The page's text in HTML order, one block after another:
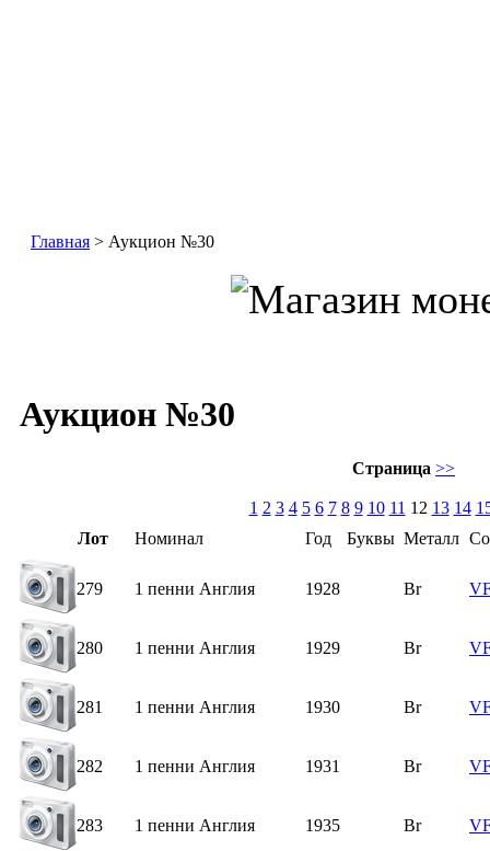
Главная > Аукцион №30
Аукцион №30
Страница >>
1 2 3 4 5 6 7 8 9 10 11 12 13 14
Лот
Номинал Год Буквы Металл
279 1 пенни Англия 1928 Br
280 1 пенни Англия 1929 Br
281 1 пенни Англия 1930 Br
282 1 пенни Англия 1931 Br
283 1 пенни Англия 1935 Br